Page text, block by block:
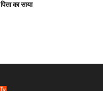
का साया